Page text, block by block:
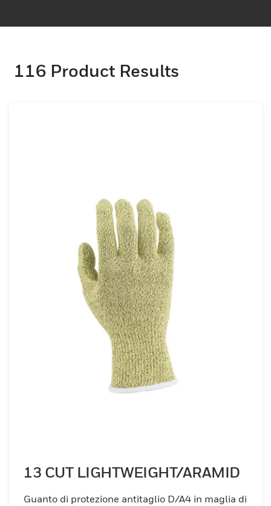
lavoro resistenti al taglio per le loro attività
forniamo una gamma di livelli di resistenza
al taglio da A/A1 a F/A9 con livelli di calibro
che vanno da 10 a 18 gg. Disponiamo di un
team di esperti di sicurezza che può aiutarti
a rispondere alle tue domande sulla scelta
dei guanti antitaglio.
116 Product Results
13 CUT LIGHTWEIGHT/ARAMID
Guanto di protezione antitaglio D/A4 in maglia di